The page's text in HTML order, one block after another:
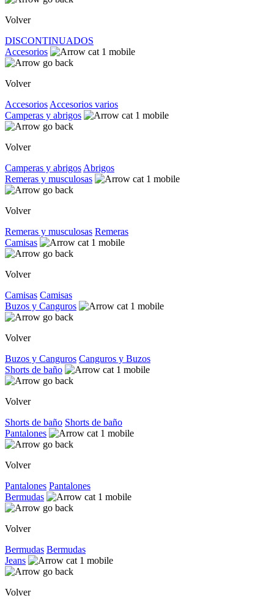
Volver
DISCONTINUADOS
Accesorios
Volver
Accesorios Accesorios varios
Camperas y abrigos
Volver
Camperas y abrigos Abrigos
Remeras y musculosas
Volver
Remeras y musculosas Remeras
Camisas
Volver
Camisas Camisas
Buzos y Canguros
Volver
Buzos y Canguros Canguros y Buzos
Shorts de baño
Volver
Shorts de baño Shorts de baño
Pantalones
Volver
Pantalones Pantalones
Bermudas
Volver
Bermudas Bermudas
Jeans
Volver